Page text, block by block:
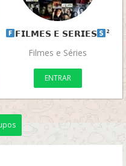
‌𝗙𝗜𝗟𝗠𝗘𝗦 𝗘 𝗦𝗘𝗥𝗜𝗘𝗦
‌²
Filmes e Séries
ENTRAR